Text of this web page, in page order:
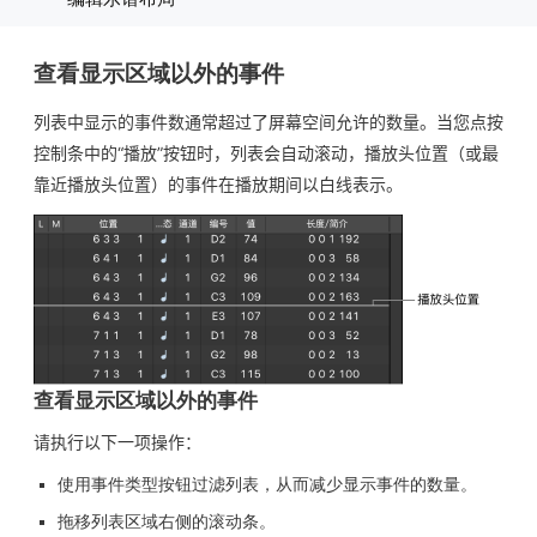
查看显示区域以外的事件
列表中显示的事件数通常超过了屏幕空间允许的数量。当您点按
控制条中的“播放”按钮时，列表会自动滚动，播放头位置（或最
靠近播放头位置）的事件在播放期间以白线表示。
查看显示区域以外的事件
请执行以下一项操作：
使用事件类型按钮过滤列表，从而减少显示事件的数量。
拖移列表区域右侧的滚动条。